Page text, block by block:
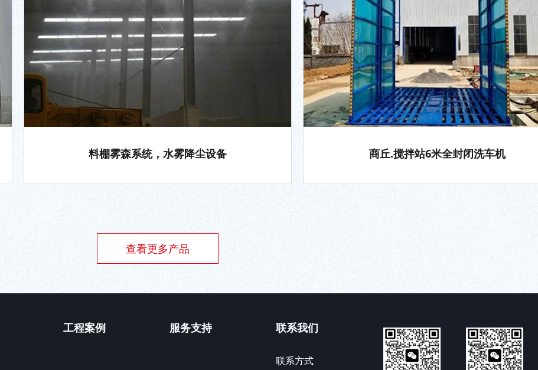
料棚雾森系统，水雾降尘设备 商丘.搅拌站6米全封闭洗车机
查看更多产品
工程案例 服务支持 联系我们
联系方式